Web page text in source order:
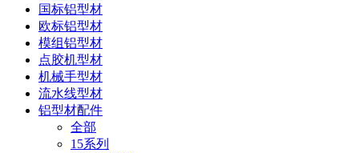
国标铝型材
欧标铝型材
模组铝型材
点胶机型材
机械手型材
流水线型材
铝型材配件
全部
15系列